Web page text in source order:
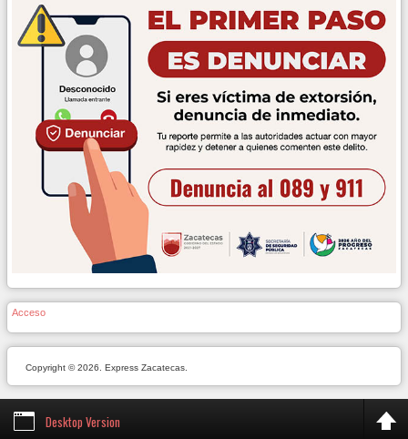
Acceso
Copyright © 2026. Express Zacatecas.
Desktop Version